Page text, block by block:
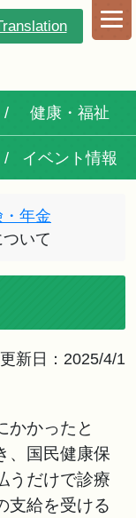
健康・福祉
イベント情報
年金
いて
更新日：2025/4/1
かかったと
、国民健康保
うだけで診療
支給を受ける